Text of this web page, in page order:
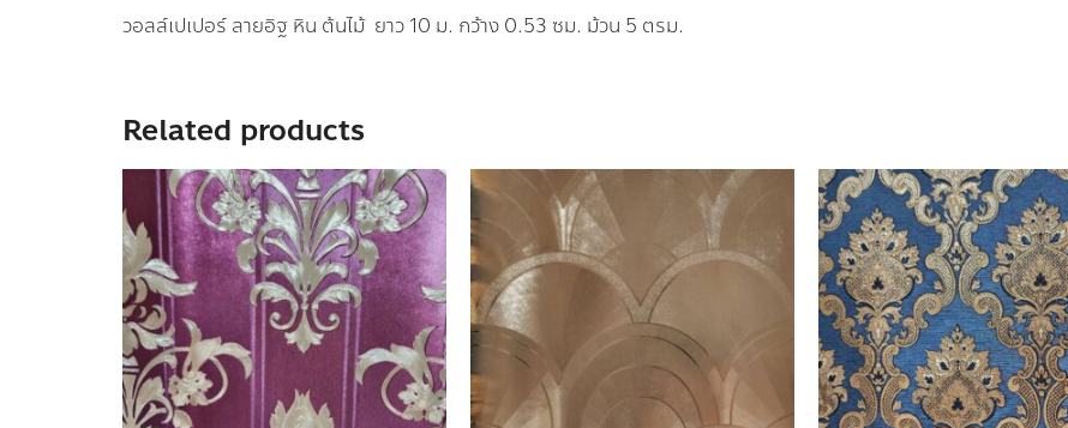
วอลล์เปเปอร์ ลายอิฐ หิน ต้นไม้ ยาว 10 ม. กว้าง 0.53 ซม. ม้วน 5 ตรม.
Related products